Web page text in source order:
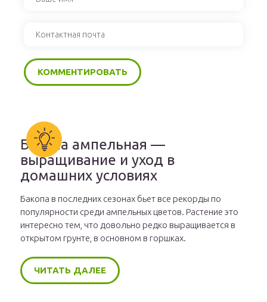
Бакопа ампельная —
выращивание и уход в
домашних условиях
Бакопа в последних сезонах бьет все рекорды по
популярности среди ампельных цветов. Растение это
интересно тем, что довольно редко выращивается в
открытом грунте, в основном в горшках.
ЧИТАТЬ ДАЛЕЕ